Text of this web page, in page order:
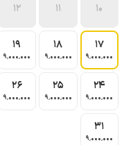
10
11
12
17
9٬000٬000
18
9٬000٬000
19
9٬000٬000
24
9٬000٬000
25
9٬000٬000
26
9٬000٬000
31
9٬000٬000